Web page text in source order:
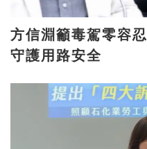
方信淵籲毒駕零容忍 促高市強化防制機制
守護用路安全